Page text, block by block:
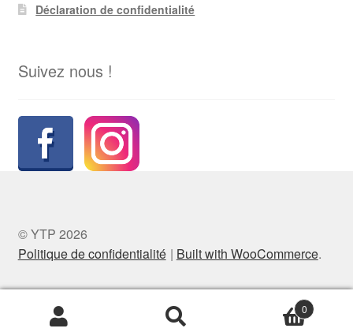
Déclaration de confidentialité
Suivez nous !
© YTP 2026
Politique de confidentialité
Built with WooCommerce.
Recherche
Recherche
0